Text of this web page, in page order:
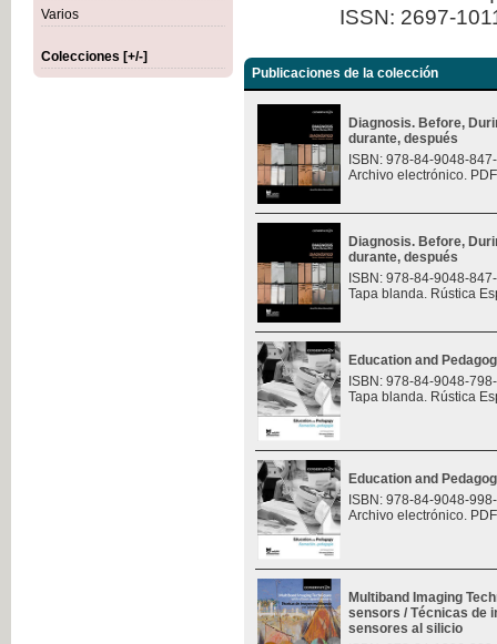
Varios
Colecciones [+/-]
ISSN: 2697-
Publicaciones de la colección
Diagnosis. Before,
durante, después
ISBN: 978-84-9048-
Archivo electrónico.
Diagnosis. Before,
durante, después
ISBN: 978-84-9048-
Tapa blanda. Rústica
Education and
ISBN: 978-84-9048-
Tapa blanda. Rústica
Education and
ISBN: 978-84-9048-
Archivo electrónico.
Multiband Imaging
sensors / Técnicas de
sensores al silicio